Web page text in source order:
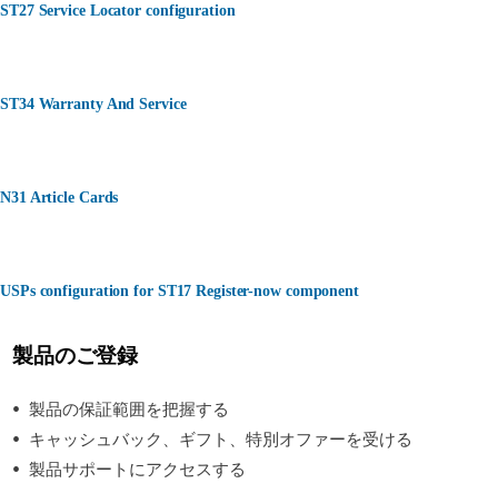
ST27 Service Locator configuration
ST34 Warranty And Service
N31 Article Cards
USPs configuration for ST17 Register-now component
製品のご登録
製品の保証範囲を把握する
キャッシュバック、ギフト、特別オファーを受ける
製品サポートにアクセスする